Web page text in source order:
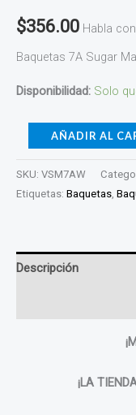
$356.00 Habla
Baquetas 7A Sugar
Disponibilidad: Solo
AÑADIR AL
SKU: VSM7AW
Etiquetas: Baquetas,
Descripción
¡LA